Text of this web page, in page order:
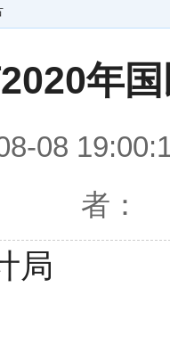
年
08
者：
局